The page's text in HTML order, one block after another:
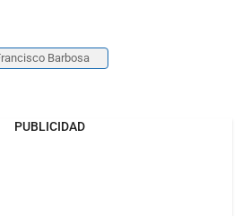
Barbosa
PUBLICIDAD